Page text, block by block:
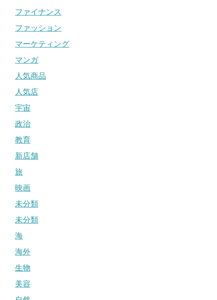
ファイナンス
ファッション
マーケティング
マンガ
人気商品
人気店
宇宙
政治
教育
新店舗
旅
映画
未分類
未分類
海
海外
生物
美容